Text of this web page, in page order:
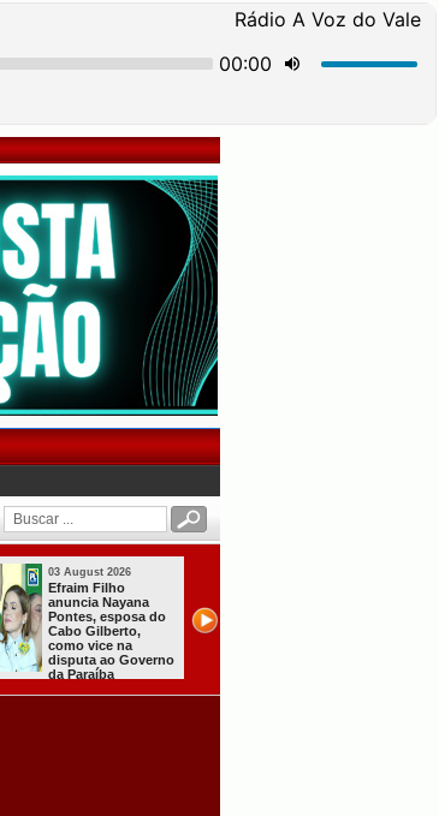
03 August 2026
Efraim Filho
anuncia Nayana
Pontes, esposa do
Cabo Gilberto,
como vice na
disputa ao Governo
da Paraíba